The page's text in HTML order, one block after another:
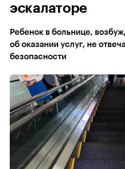
эскалаторе
Ребенок в больнице,
об оказании услуг, не
безопасности